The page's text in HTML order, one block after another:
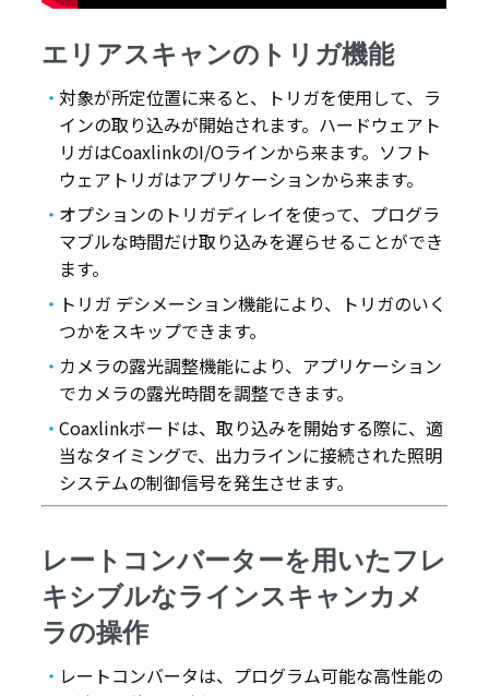
エリアスキャンのトリガ機能
対象が所定位置に来ると、トリガを使用して、ラ
インの取り込みが開始されます。ハードウェアト
リガはCoaxlinkのI/Oラインから来ます。ソフト
ウェアトリガはアプリケーションから来ます。
オプションのトリガディレイを使って、プログラ
マブルな時間だけ取り込みを遅らせることができ
ます。
トリガ デシメーション機能により、トリガのいく
つかをスキップできます。
カメラの露光調整機能により、アプリケーション
でカメラの露光時間を調整できます。
Coaxlinkボードは、取り込みを開始する際に、適
当なタイミングで、出力ラインに接続された照明
システムの制御信号を発生させます。
レートコンバーターを用いたフレ
キシブルなラインスキャンカメ
ラの操作
レートコンバータは、プログラム可能な高性能の